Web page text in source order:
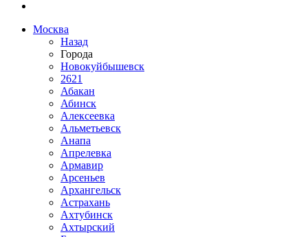
Москва
Назад
Города
Новокуйбышевск
2621
Абакан
Абинск
Алексеевка
Альметьевск
Анапа
Апрелевка
Армавир
Арсеньев
Архангельск
Астрахань
Ахтубинск
Ахтырский